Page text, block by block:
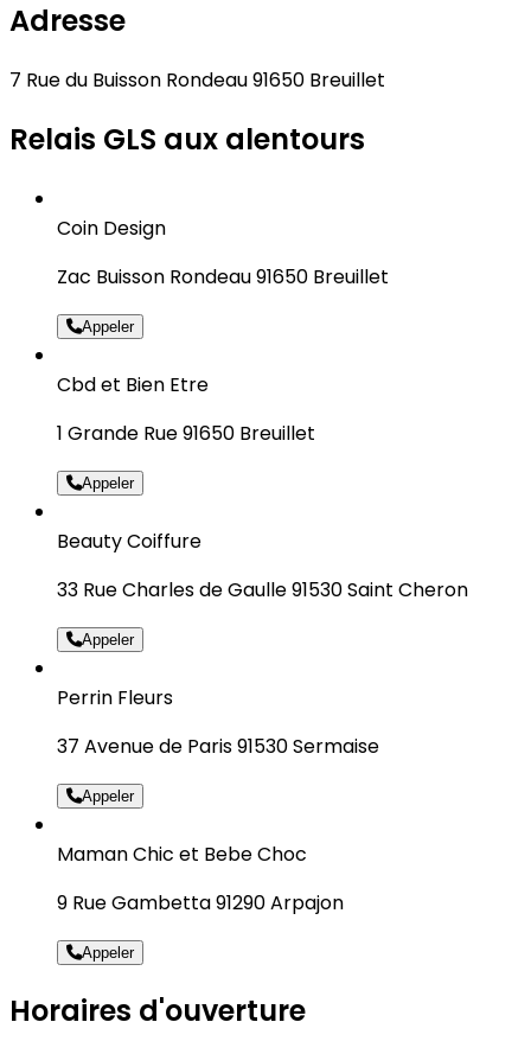
Adresse
7 Rue du Buisson Rondeau 91650 Breuillet
Relais GLS aux alentours
Coin Design
Zac Buisson Rondeau 91650 Breuillet
Appeler
Cbd et Bien Etre
1 Grande Rue 91650 Breuillet
Appeler
Beauty Coiffure
33 Rue Charles de Gaulle 91530 Saint Cheron
Appeler
Perrin Fleurs
37 Avenue de Paris 91530 Sermaise
Appeler
Maman Chic et Bebe Choc
9 Rue Gambetta 91290 Arpajon
Appeler
Horaires d'ouverture